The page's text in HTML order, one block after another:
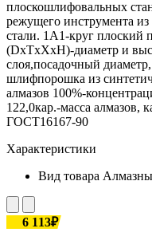
плоскошлифовальных
режущего инструмента
стали. 1А1-круг плоский
(DxTxXxH)-диаметр и
слоя,посадочный
шлифпорошка из
алмазов 100%-
122,0кар.-масса алмазов,
ГОСТ16167-90
Характеристики
Вид товара
6 113₽